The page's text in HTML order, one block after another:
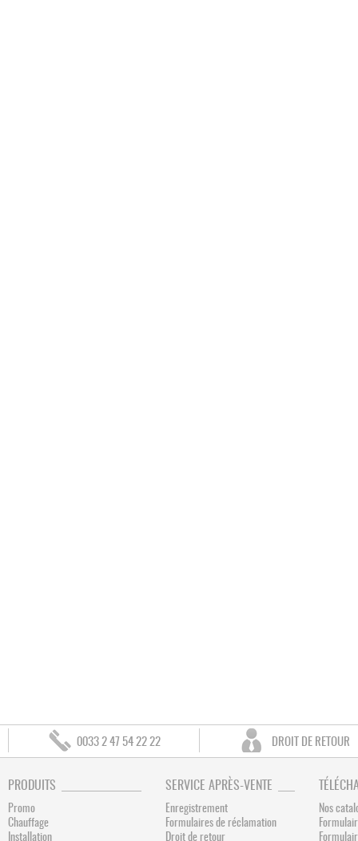
0033 2 47 54 22 22 DROIT DE RETOUR
PRODUITS
Promo
Chauffage
Installation
SERVICE APRÈS-VENTE
Enregistrement
Formulaires de réclamation
Droit de retour
Nos